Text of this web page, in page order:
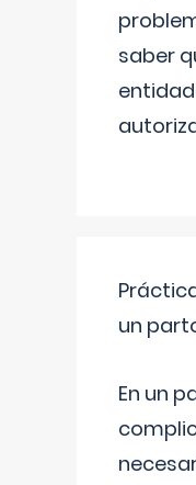
saber
un
En un